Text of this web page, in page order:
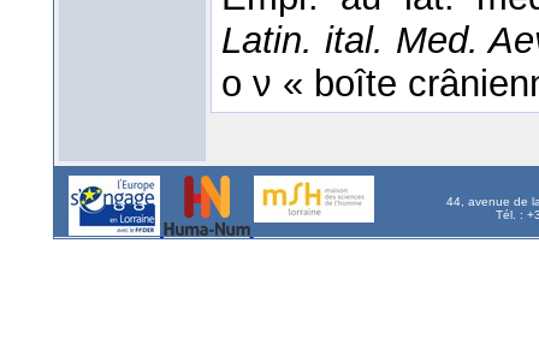
Latin. ital. Med.
ο ν « boîte
44, avenue de
Tél. :